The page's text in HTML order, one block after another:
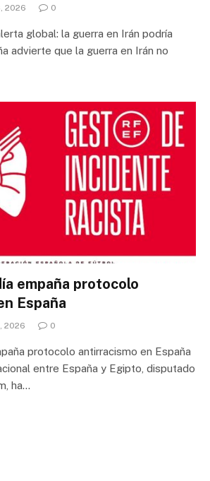
2026 0
global: la guerra en Irán podría
advierte que la guerra en Irán no
empaña protocolo
España
2026 0
protocolo antirracismo en España
entre España y Egipto, disputado
ha…